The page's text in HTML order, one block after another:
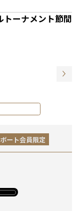
トーナメント節間
ート会員限定